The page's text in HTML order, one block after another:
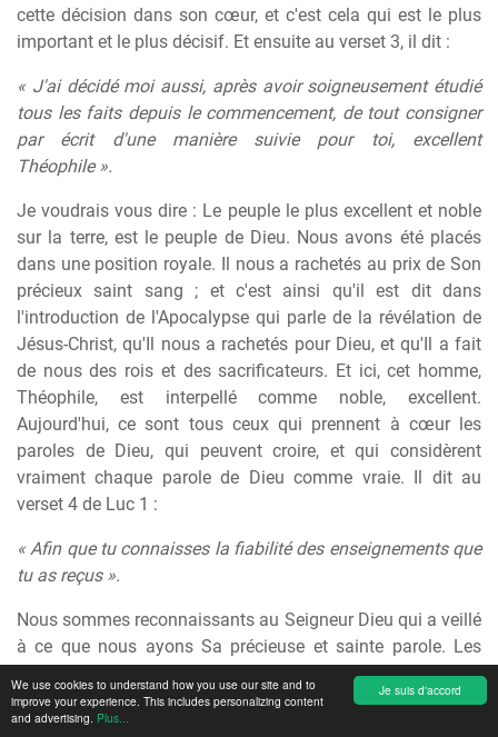
Je suis d'accord
We use cookies to understand how you use our site and to
improve your experience. This includes personalizing content
and advertising. Plus...
cette décision dans son cœur, et c'est cela qui est le plus
important et le plus décisif. Et ensuite au verset 3, il dit :
« J'ai décidé moi aussi, après avoir soigneusement étudié
tous les faits depuis le commencement, de tout consigner
par écrit d'une manière suivie pour toi, excellent
Théophile ».
Je voudrais vous dire : Le peuple le plus excellent et noble
sur la terre, est le peuple de Dieu. Nous avons été placés
dans une position royale. Il nous a rachetés au prix de Son
précieux saint sang ; et c'est ainsi qu'il est dit dans
l'introduction de l'Apocalypse qui parle de la révélation de
Jésus-Christ, qu'Il nous a rachetés pour Dieu, et qu'Il a fait
de nous des rois et des sacrificateurs. Et ici, cet homme,
Théophile, est interpellé comme noble, excellent.
Aujourd'hui, ce sont tous ceux qui prennent à cœur les
paroles de Dieu, qui peuvent croire, et qui considèrent
vraiment chaque parole de Dieu comme vraie. Il dit au
verset 4 de Luc 1 :
« Afin que tu connaisses la fiabilité des enseignements que
tu as reçus ».
Nous sommes reconnaissants au Seigneur Dieu qui a veillé
à ce que nous ayons Sa précieuse et sainte parole. Les
témoins de Dieu dans l'Ancien et dans le Nouveau
Testament, ont parlé et écrit, pressés sous l'inspiration et la
conduite du Saint-Esprit ; et toute Écriture est inspirée de